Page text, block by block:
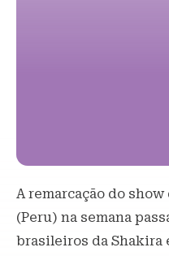
A remarcação do
(Peru) na semana
brasileiros da Shakira